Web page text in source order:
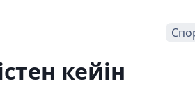
кейін